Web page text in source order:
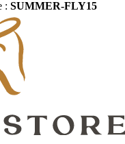
: SUMMER-FLY15